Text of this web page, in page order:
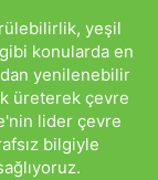
yeşil
konularda en
yenilenebilir
üreterek çevre
lider çevre
bilgiyle